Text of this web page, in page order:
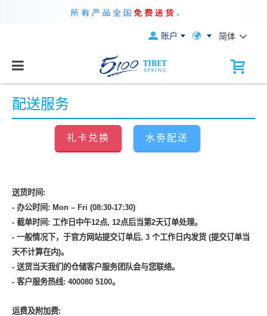
账户 简体
配送服务
礼卡兑换 水劵配送
送货时间 :
- 办公时间 : Mon – Fri (08:30-17:30)
- 截单时间 : 工作日中午12点, 12点后当第2天订单处理。
- 一般情况下，于官方网站提交订单后, 3 个工作日内发货 (提交订单当
天不计算在内)。
- 送货当天我们的仓储客户服务团队会与您联络。
- 客户服务热线: 400080 5100。
运费及附加费: